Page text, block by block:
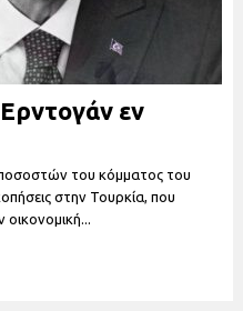
εν
του κόμματος του
στην Τουρκία, που